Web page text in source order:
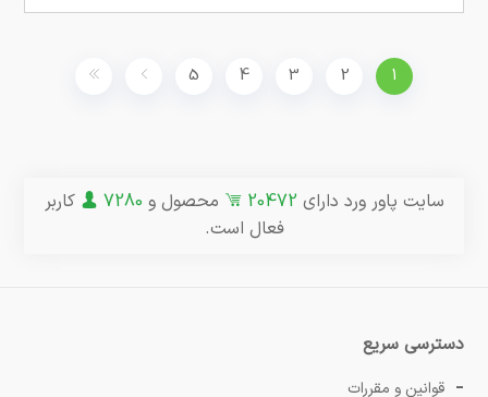
1
2
3
4
5
سایت پاور ورد دارای 20472 محصول و 7280
کاربر
فعال است.
دسترسی سریع
قوانین و مقررات